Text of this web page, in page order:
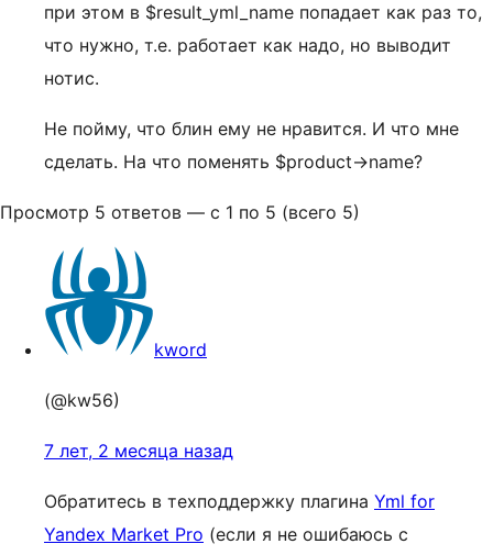
при этом в $result_yml_name попадает как раз то,
что нужно, т.е. работает как надо, но выводит
нотис.
Не пойму, что блин ему не нравится. И что мне
сделать. На что поменять $product->name?
Просмотр 5 ответов — с 1 по 5 (всего 5)
kword
(@kw56)
7 лет, 2 месяца назад
Обратитесь в техподдержку плагина Yml for
Yandex Market Pro (если я не ошибаюсь с